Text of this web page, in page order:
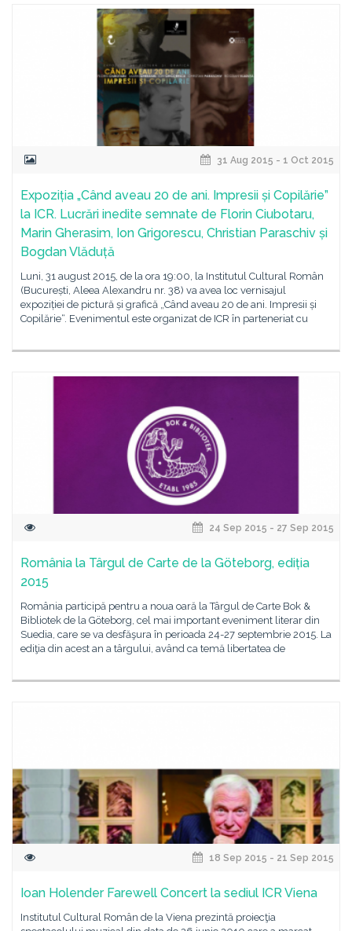
31 Aug 2015 - 1 Oct 2015
Expoziția „Când aveau 20 de ani. Impresii și Copilărie”
la ICR. Lucrări inedite semnate de Florin Ciubotaru,
Marin Gherasim, Ion Grigorescu, Christian Paraschiv și
Bogdan Vlăduță
Luni, 31 august 2015, de la ora 19:00, la Institutul Cultural Român
(București, Aleea Alexandru nr. 38) va avea loc vernisajul
expoziției de pictură și grafică „Când aveau 20 de ani. Impresii și
Copilărie“. Evenimentul este organizat de ICR în parteneriat cu
24 Sep 2015 - 27 Sep 2015
România la Târgul de Carte de la Göteborg, ediția
2015
România participă pentru a noua oară la Târgul de Carte Bok &
Bibliotek de la Göteborg, cel mai important eveniment literar din
Suedia, care se va desfăşura în perioada 24-27 septembrie 2015. La
ediţia din acest an a târgului, având ca temă libertatea de
18 Sep 2015 - 21 Sep 2015
Ioan Holender Farewell Concert la sediul ICR Viena
Institutul Cultural Român de la Viena prezintă proiecţia